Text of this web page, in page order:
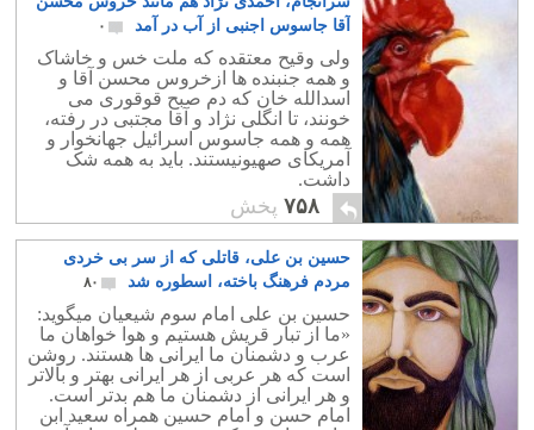
آقا جاسوس اجنبی از آب در آمد
۰
ولی وقیح معتقده که ملت خس و خاشاک
و همه جنبنده ها ازخروس محسن آقا و
اسدالله خان که دم صبح قوقوری می
خونند، تا انگلی نژاد و آقا مجتبی در رفته،
همه و همه جاسوس اسرائیل جهانخوار و
آمریکای صهیونیستند. باید به همه شک
داشت.
۷۵۸ پخش
حسین بن علی، قاتلی که از سر بی خردی
مردم فرهنگ باخته، اسطوره شد
۸۰
حسين بن علی امام سوم شیعیان ميگويد:
«ما از تبار قريش هستيم و هوا خواهان ما
عرب و دشمنان ما ايرانی ها هستند. روشن
است که هر عربی از هر ايرانی بهتر و بالاتر
و هر ايرانی از دشمنان ما هم بدتر است.
امام حسن و امام حسین همراه سعید ابن